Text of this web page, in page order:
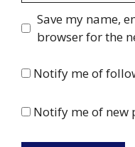
Save my name,
browser for the
Notify me of
Notify me of new